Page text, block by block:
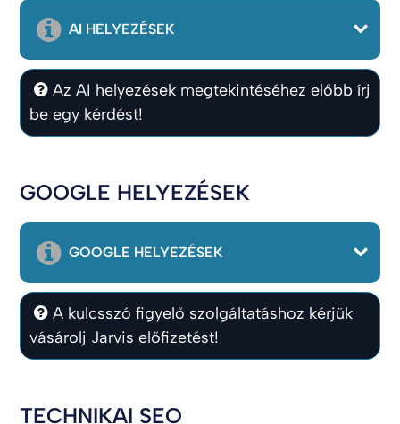
AI HELYEZÉSEK
Az AI helyezések megtekintéséhez előbb írj
be egy kérdést!
GOOGLE HELYEZÉSEK
GOOGLE HELYEZÉSEK
A kulcsszó figyelő szolgáltatáshoz kérjük
vásárolj Jarvis előfizetést!
TECHNIKAI SEO